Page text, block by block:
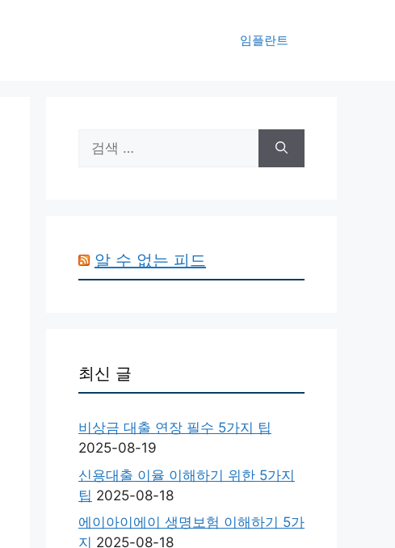
임플란트
색:
알 수 없는 피드
최신 글
비상금 대출 연장 필수 5가지 팁
2025-08-19
신용대출 이율 이해하기 위한 5가지
팁 2025-08-18
에이아이에이 생명보험 이해하기 5가
지 2025-08-18